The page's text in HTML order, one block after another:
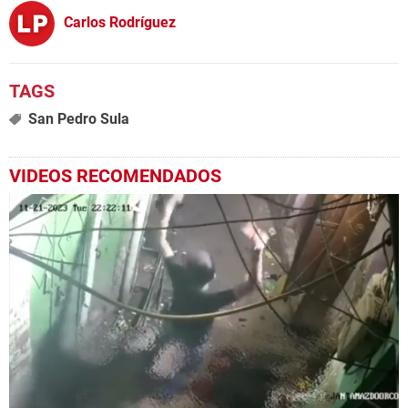
Carlos Rodríguez
San Pedro Sula
VIDEOS RECOMENDADOS